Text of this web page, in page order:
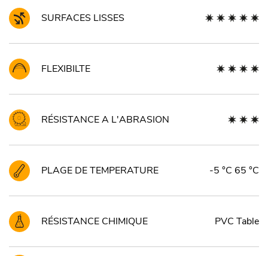
SURFACES LISSES
FLEXIBILTE
RÉSISTANCE A L'ABRASION
PLAGE DE TEMPERATURE -5 °C 65 °C
RÉSISTANCE CHIMIQUE PVC Table